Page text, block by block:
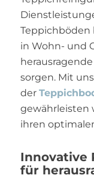
Teppichböden
in Wohn- und
sorgen. Mit
der
gewährleisten
ihren
Innovative
für